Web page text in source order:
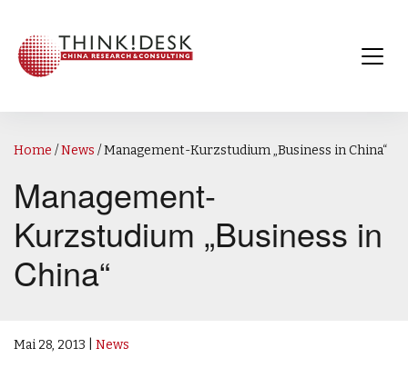
Home /News /Management-Kurzstudium „Business in China“
Management-
Kurzstudium „Business in
China“
Mai 28, 2013 News